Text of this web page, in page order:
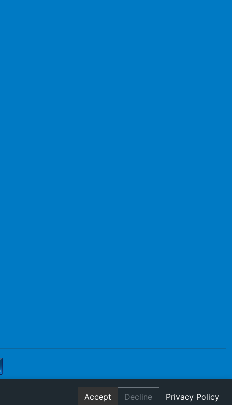
Accept Decline Privacy Policy